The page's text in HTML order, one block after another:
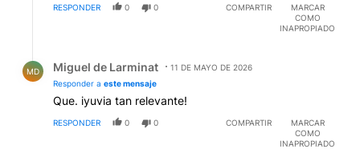
RESPONDER 0 0 COMPARTIR
MARCAR
COMO
INAPROPIADO
MD Miguel de Larminat
11 DE MAYO DE 2026
Responder a este mensaje
Que. iyuvia tan relevante!
RESPONDER 0 0 COMPARTIR
MARCAR
COMO
INAPROPIADO